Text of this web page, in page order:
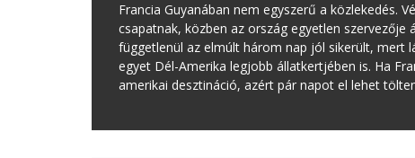
Francia Guyanában nem egyszerű a közlekedés.
csapatnak, közben az ország egyetlen
függetlenül az elmúlt három nap jól sikerült, mert
egyet Dél-Amerika legjobb állatkertjében is. Ha
amerikai desztináció, azért pár napot el lehet